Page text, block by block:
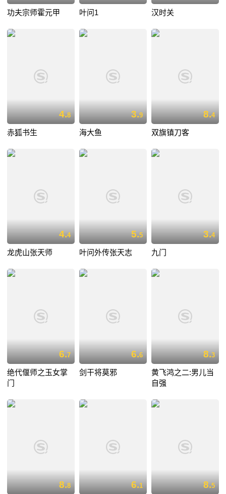
功夫宗师霍元甲 叶问1 汉时关
4.8
赤狐书生
3.9
海大鱼
8.4
双旗镇刀客
4.4
龙虎山张天师
5.5
叶问外传张天志
3.4
九门
6.7
绝代偃师之玉女掌
门
6.6
剑干将莫邪
8.3
黄飞鸿之二:男儿当
自强
8.8 6.1 8.5